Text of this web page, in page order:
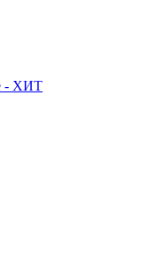
- ХИТ